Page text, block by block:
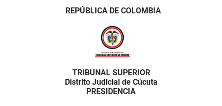
REPÚBLICA DE COLOMBIA
TRIBUNAL SUPERIOR
Distrito Judicial de Cúcuta
PRESIDENCIA